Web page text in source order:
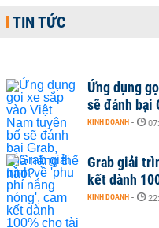
TIN TỨC
Ứng dụng
sẽ đánh bại
KINH DOANH -
Grab giải
kết dành
KINH DOANH -